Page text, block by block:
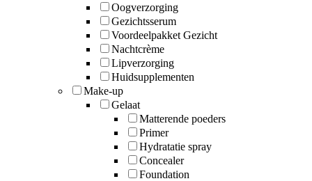
Oogverzorging
Gezichtsserum
Voordeelpakket Gezicht
Nachtcrème
Lipverzorging
Huidsupplementen
Make-up
Gelaat
Matterende poeders
Primer
Hydratatie spray
Concealer
Foundation